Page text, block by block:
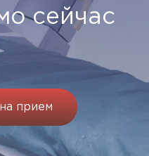
сейчас
прием